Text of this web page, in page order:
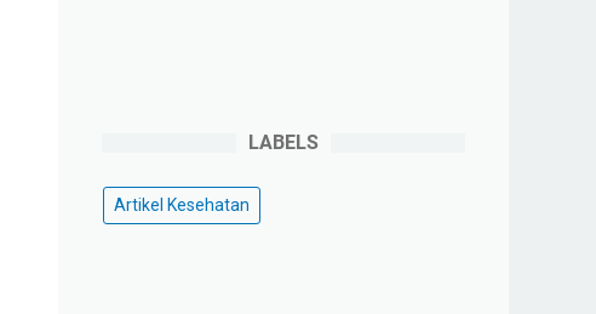
LABELS
Artikel Kesehatan